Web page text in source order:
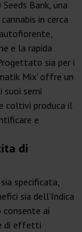
Bank, una
in cerca
e la rapida
sia per i
Mix' offre un
suoi semi
coltivi produca il
e
di
specificata,
sia dell'Indica
consente ai
di effetti